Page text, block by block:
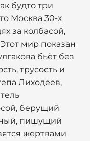
будто три
Москва 30-х
за колбасой,
мир показан
бьёт без
трусость и
Лиходеев,
берущий
пишущий
жертвами